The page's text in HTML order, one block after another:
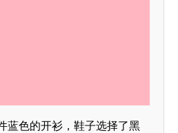
蓝色的开衫，鞋子选择了黑